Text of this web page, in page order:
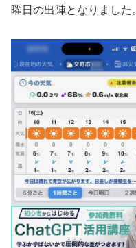
曜日の出陣となりました。